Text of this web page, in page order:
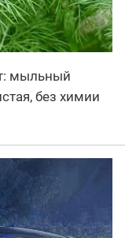
мыльный
без химии